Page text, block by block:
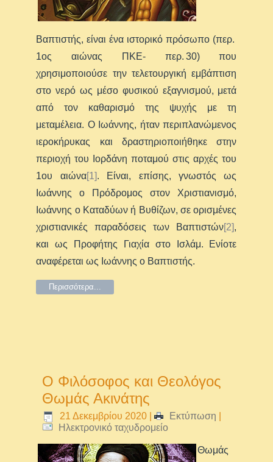
Βαπτιστής, είναι ένα ιστορικό πρόσωπο (περ.
1ος αιώνας ΠΚΕ- περ. 30) που
χρησιμοποιούσε την τελετουργική εμβάπτιση
στο νερό ως μέσο φυσικού εξαγνισμού, μετά
από τον καθαρισμό της ψυχής με τη
μεταμέλεια. Ο Ιωάννης, ήταν περιπλανώμενος
ιεροκήρυκας και δραστηριοποιήθηκε στην
περιοχή του Ιορδάνη ποταμού στις αρχές του
1ου αιώνα[1]. Είναι, επίσης, γνωστός ως
Ιωάννης ο Πρόδρομος στον Χριστιανισμό,
Ιωάννης ο Καταδύων ή Βυθίζων, σε ορισμένες
χριστιανικές παραδόσεις των Βαπτιστών[2],
και ως Προφήτης Γιαχία στο Ισλάμ. Ενίοτε
αναφέρεται ως Ιωάννης ο Βαπτιστής.
Περισσότερα...
Ο Φιλόσοφος και Θεολόγος
Θωμάς Ακινάτης
21 Δεκεμβρίου 2020 | Εκτύπωση
Ηλεκτρονικό ταχυδρομείο
Θωμάς